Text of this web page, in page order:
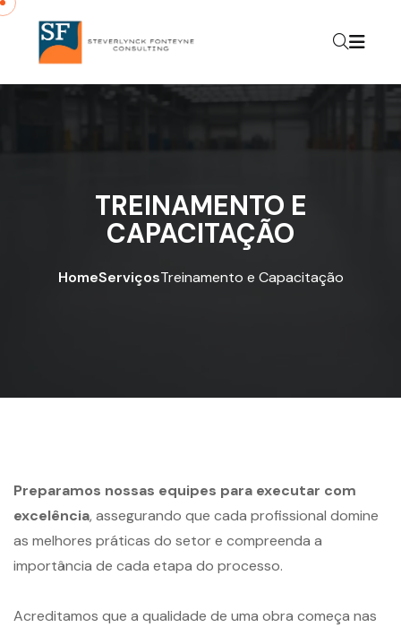
TREINAMENTO E
CAPACITAÇÃO
HomeServiçosTreinamento e Capacitação
Preparamos nossas equipes para executar com
excelência, assegurando que cada profissional domine
as melhores práticas do setor e compreenda a
importância de cada etapa do processo.
Acreditamos que a qualidade de uma obra começa nas